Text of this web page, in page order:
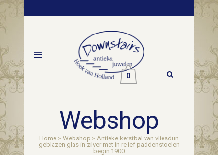
0
Webshop
Home > Webshop > Antieke kerstbal van vliesdun
geblazen glas in zilver met in relief paddenstoelen
begin 1900